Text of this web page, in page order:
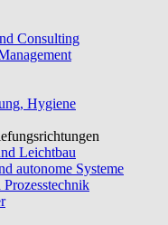
Consulting
Hygiene
Leichtbau
autonome Systeme